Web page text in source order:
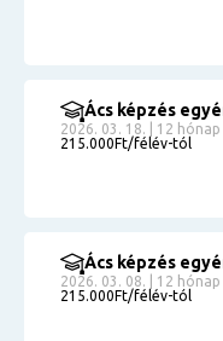
Ács képzés
2026. 03. 18. | 12
215.000Ft/félév-tól
Ács képzés
2026. 03. 08. | 12 hónap
215.000Ft/félév-tól